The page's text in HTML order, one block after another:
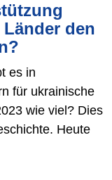
den
es in
für ukrainische
wie viel? Dies
Heute